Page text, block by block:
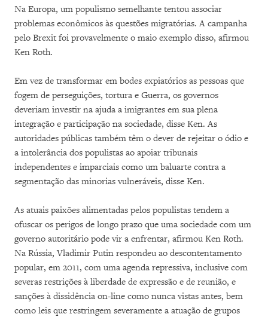
Na Europa, um populismo semelhante tentou associar
problemas econômicos às questões migratórias. A campanha
pelo Brexit foi provavelmente o maio exemplo disso, afirmou
Ken Roth.
Em vez de transformar em bodes expiatórios as pessoas que
fogem de perseguições, tortura e Guerra, os governos
deveriam investir na ajuda a imigrantes em sua plena
integração e participação na sociedade, disse Ken. As
autoridades públicas também têm o dever de rejeitar o ódio e
a intolerância dos populistas ao apoiar tribunais
independentes e imparciais como um baluarte contra a
segmentação das minorias vulneráveis, disse Ken.
As atuais paixões alimentadas pelos populistas tendem a
ofuscar os perigos de longo prazo que uma sociedade com um
governo autoritário pode vir a enfrentar, afirmou Ken Roth.
Na Rússia, Vladimir Putin respondeu ao descontentamento
popular, em 2011, com uma agenda repressiva, inclusive com
severas restrições à liberdade de expressão e de reunião, e
sanções à dissidência on-line como nunca vistas antes, bem
como leis que restringem severamente a atuação de grupos